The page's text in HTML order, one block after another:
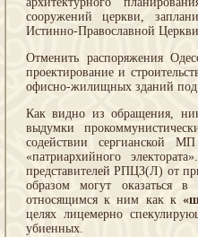
сооружений церкви,
Истинно-Православной
Отменить распоряжения
проектирование и
офисно-жилищных зданий под
Как видно из обращения,
выдумки
содействии сергианской
«патриархийного
представителей РПЦЗ(Л) от
образом могут оказаться в
относящимся к ним как к
целях лицемерно
убиенных.